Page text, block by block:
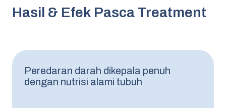
Hasil & Efek Pasca Treatment
lebih tebal
Kualitas rambut
membaik
Scalp terasa
lebih sehat
progres
Peredaran darah dikepala penuh
dengan nutrisi alami tubuh